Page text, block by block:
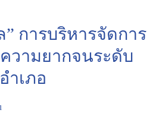
” การบริหารจัดการ
วามยากจนระดับ
อำเภอ